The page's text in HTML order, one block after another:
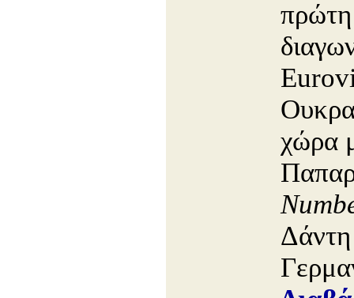
χώρα
Δάντη